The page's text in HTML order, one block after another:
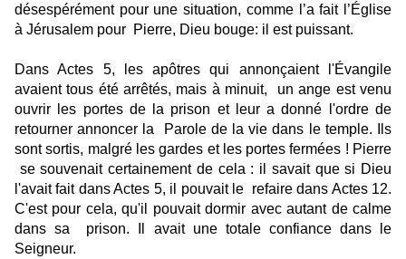
désespérément pour une situation, comme l’a fait l’Église
à Jérusalem pour Pierre, Dieu bouge: il est puissant.
Dans Actes 5, les apôtres qui annonçaient l'Évangile
avaient tous été arrêtés, mais à minuit,
un ange est venu
ouvrir les portes de la prison et leur a donné l'ordre de
retourner annoncer la
Parole de la vie dans le temple. Ils
sont sortis, malgré les gardes et les portes fermées ! Pierre
se souvenait certainement de cela : il savait que si Dieu
l'avait fait dans Actes 5, il pouvait le refaire dans Actes 12.
C'est pour cela, qu'il pouvait dormir avec autant de calme
dans sa
prison. Il avait une totale confiance dans le
Seigneur.